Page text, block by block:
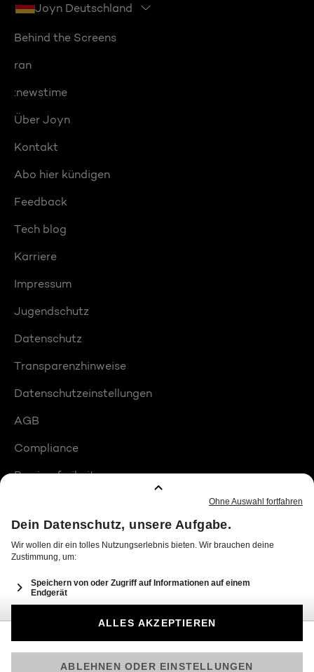
Joyn Deutschland
Behind the Screens
ran
:newstime
Über Joyn
Kontakt
Abo hier kündigen
Feedback
Tech blog
Karriere
Impressum
Jugendschutz
Datenschutz
Transparenzhinweise
Datenschutzeinstellungen
AGB
Compliance
Barrierefreiheit